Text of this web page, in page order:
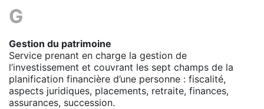
G
Gestion du patrimoine
Service prenant en charge la gestion de
l’investissement et couvrant les sept champs de la
planification financière d’une personne : fiscalité,
aspects juridiques, placements, retraite, finances,
assurances, succession.